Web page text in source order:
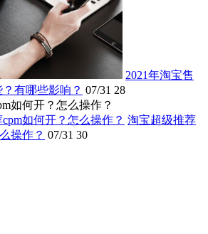
2021年淘宝售
有哪些影响？ 07/31 28
如何开？怎么操作？
淘宝超级推荐
操作？ 07/31 30